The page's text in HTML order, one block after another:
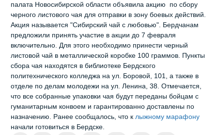
палата Новосибирской области объявила акцию по сбору
черного листового чая для отправки в зону боевых действий.
Акция называется "Сибирский чай с любовью". Бердчанам
предложили принять участие в акции до 7 февраля
включительно. Для этого необходимо принести черный
листовой чай в металлической коробке 100 граммов. Пункты
сбора чая находятся в библиотеке Бердского
политехнического колледжа на ул. Боровой, 101, а также в
отделе по делам молодежи на ул. Ленина, 38. Отмечается,
что все собранные упаковки чая будут переданы бойцам с
гуманитарным конвоем и гарантированно доставлены по
назначению. Ранее сообщалось, что клыжному марафону
начали готовиться в Бердске.